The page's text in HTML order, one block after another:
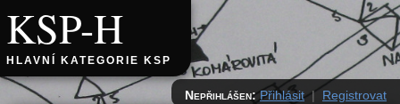
KSP-H
HLAVNÍ KATEGORIE KSP
Nepřihlášen: Přihlásit | Registrovat